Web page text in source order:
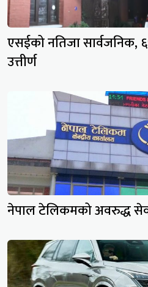
एसईको नतिजा सार्वजनिक,
उत्तीर्ण
नेपाल टेलिकमको अवरुद्ध